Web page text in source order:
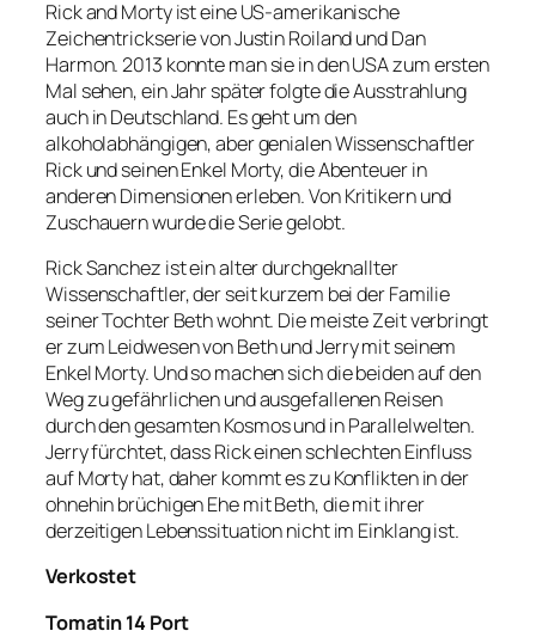
Rick and Morty ist eine US-amerikanische
Zeichentrickserie von Justin Roiland und Dan
Harmon. 2013 konnte man sie in den USA zum ersten
Mal sehen, ein Jahr später folgte die Ausstrahlung
auch in Deutschland. Es geht um den
alkoholabhängigen, aber genialen Wissenschaftler
Rick und seinen Enkel Morty, die Abenteuer in
anderen Dimensionen erleben. Von Kritikern und
Zuschauern wurde die Serie gelobt.
Rick Sanchez ist ein alter durchgeknallter
Wissenschaftler, der seit kurzem bei der Familie
seiner Tochter Beth wohnt. Die meiste Zeit verbringt
er zum Leidwesen von Beth und Jerry mit seinem
Enkel Morty. Und so machen sich die beiden auf den
Weg zu gefährlichen und ausgefallenen Reisen
durch den gesamten Kosmos und in Parallelwelten.
Jerry fürchtet, dass Rick einen schlechten Einfluss
auf Morty hat, daher kommt es zu Konflikten in der
ohnehin brüchigen Ehe mit Beth, die mit ihrer
derzeitigen Lebenssituation nicht im Einklang ist.
Verkostet
Tomatin 14 Port